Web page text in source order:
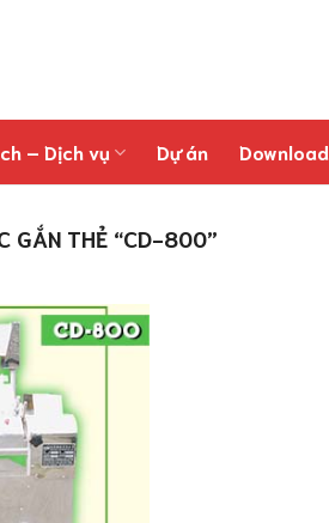
– Dịch vụ Dự án Download
GẮN THẺ “CD-800”